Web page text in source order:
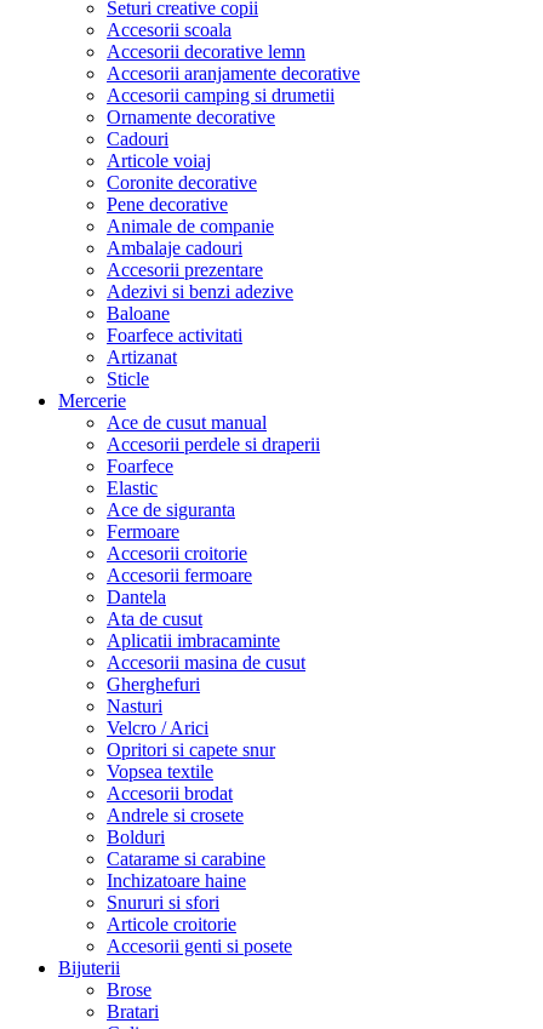
Seturi creative copii
Accesorii scoala
Accesorii decorative lemn
Accesorii aranjamente decorative
Accesorii camping si drumetii
Ornamente decorative
Cadouri
Articole voiaj
Coronite decorative
Pene decorative
Animale de companie
Ambalaje cadouri
Accesorii prezentare
Adezivi si benzi adezive
Baloane
Foarfece activitati
Artizanat
Sticle
Mercerie
Ace de cusut manual
Accesorii perdele si draperii
Foarfece
Elastic
Ace de siguranta
Fermoare
Accesorii croitorie
Accesorii fermoare
Dantela
Ata de cusut
Aplicatii imbracaminte
Accesorii masina de cusut
Gherghefuri
Nasturi
Velcro / Arici
Opritori si capete snur
Vopsea textile
Accesorii brodat
Andrele si crosete
Bolduri
Catarame si carabine
Inchizatoare haine
Snururi si sfori
Articole croitorie
Accesorii genti si posete
Bijuterii
Brose
Bratari